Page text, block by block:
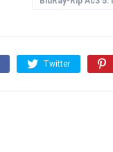
Twitter